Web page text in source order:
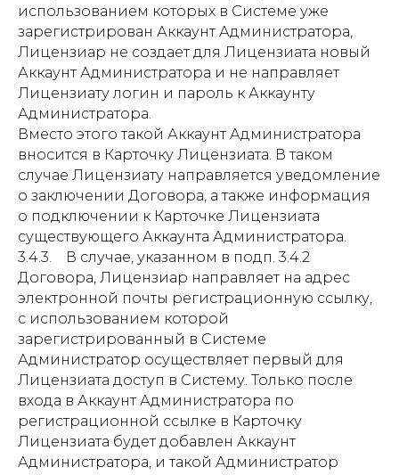
использованием которых в Системе уже
зарегистрирован Аккаунт Администратора,
Лицензиар не создает для Лицензиата новый
Аккаунт Администратора и не направляет
Лицензиату логин и пароль к Аккаунту
Администратора.
Вместо этого такой Аккаунт Администратора
вносится в Карточку Лицензиата. В таком
случае Лицензиату направляется уведомление
о заключении Договора, а также информация
о подключении к Карточке Лицензиата
существующего Аккаунта Администратора.
3.4.3. В случае, указанном в подп. 3.4.2
Договора, Лицензиар направляет на адрес
электронной почты регистрационную ссылку,
с использованием которой
зарегистрированный в Системе
Администратор осуществляет первый для
Лицензиата доступ в Систему. Только после
входа в Аккаунт Администратора по
регистрационной ссылке в Карточку
Лицензиата будет добавлен Аккаунт
Администратора, и такой Администратор